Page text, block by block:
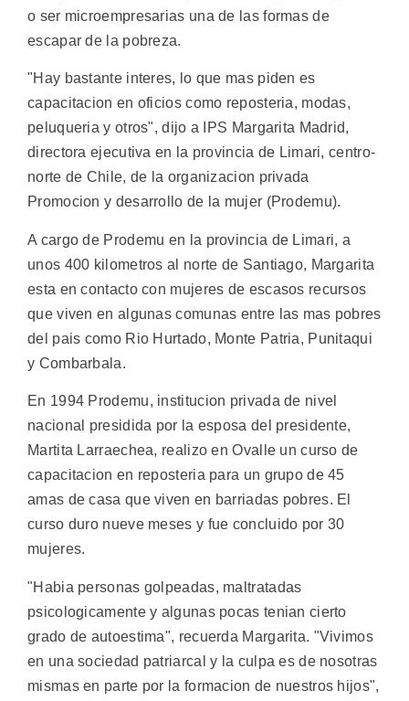
o ser microempresarias una de las formas de
escapar de la pobreza.
"Hay bastante interes, lo que mas piden es
capacitacion en oficios como reposteria, modas,
peluqueria y otros", dijo a IPS Margarita Madrid,
directora ejecutiva en la provincia de Limari, centro-
norte de Chile, de la organizacion privada
Promocion y desarrollo de la mujer (Prodemu).
A cargo de Prodemu en la provincia de Limari, a
unos 400 kilometros al norte de Santiago, Margarita
esta en contacto con mujeres de escasos recursos
que viven en algunas comunas entre las mas pobres
del pais como Rio Hurtado, Monte Patria, Punitaqui
y Combarbala.
En 1994 Prodemu, institucion privada de nivel
nacional presidida por la esposa del presidente,
Martita Larraechea, realizo en Ovalle un curso de
capacitacion en reposteria para un grupo de 45
amas de casa que viven en barriadas pobres. El
curso duro nueve meses y fue concluido por 30
mujeres.
"Habia personas golpeadas, maltratadas
psicologicamente y algunas pocas tenian cierto
grado de autoestima", recuerda Margarita. "Vivimos
en una sociedad patriarcal y la culpa es de nosotras
mismas en parte por la formacion de nuestros hijos",